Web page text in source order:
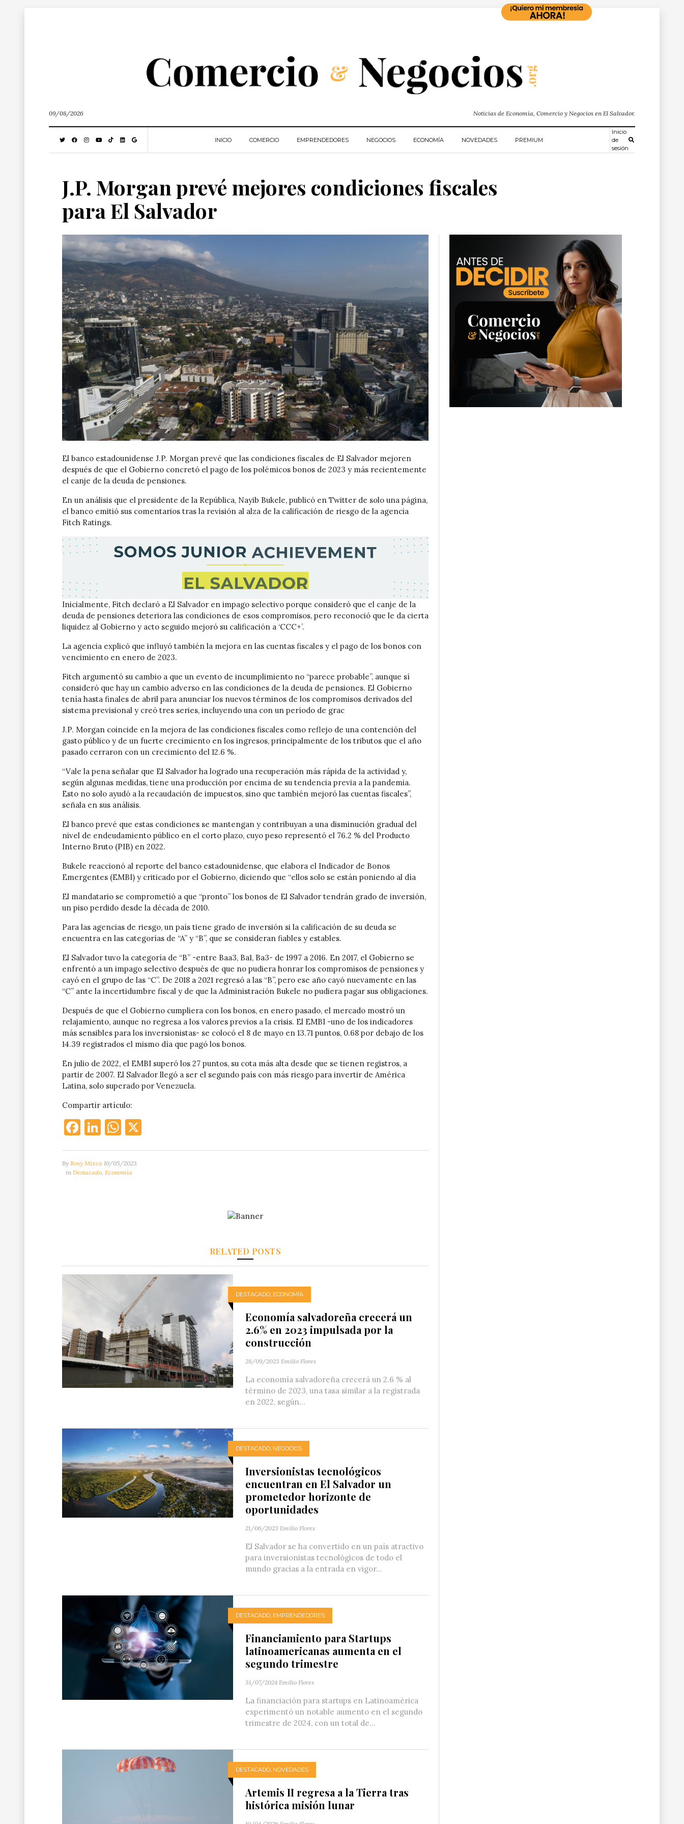
09/08/2026 Noticias de Economía, Comercio y Negocios en El Salvador.
INICIO COMERCIO EMPRENDEDORES NEGOCIOS ECONOMÍA NOVEDADES PREMIUM
Inicio
de
sesión
J.P. Morgan prevé mejores condiciones fiscales
para El Salvador
El banco estadounidense J.P. Morgan prevé que las condiciones fiscales de El Salvador mejoren
después de que el Gobierno concretó el pago de los polémicos bonos de 2023 y más recientemente
el canje de la deuda de pensiones.
En un análisis que el presidente de la República, Nayib Bukele, publicó en Twitter de solo una página,
el banco emitió sus comentarios tras la revisión al alza de la calificación de riesgo de la agencia
Fitch Ratings.
Inicialmente, Fitch declaró a El Salvador en impago selectivo porque consideró que el canje de la
deuda de pensiones deteriora las condiciones de esos compromisos, pero reconoció que le da cierta
liquidez al Gobierno y acto seguido mejoró su calificación a ‘CCC+’.
La agencia explicó que influyó también la mejora en las cuentas fiscales y el pago de los bonos con
vencimiento en enero de 2023.
Fitch argumentó su cambio a que un evento de incumplimiento no “parece probable”, aunque sí
consideró que hay un cambio adverso en las condiciones de la deuda de pensiones. El Gobierno
tenía hasta finales de abril para anunciar los nuevos términos de los compromisos derivados del
sistema previsional y creó tres series, incluyendo una con un período de grac
J.P. Morgan coincide en la mejora de las condiciones fiscales como reflejo de una contención del
gasto público y de un fuerte crecimiento en los ingresos, principalmente de los tributos que el año
pasado cerraron con un crecimiento del 12.6 %.
“Vale la pena señalar que El Salvador ha logrado una recuperación más rápida de la actividad y,
según algunas medidas, tiene una producción por encima de su tendencia previa a la pandemia.
Esto no solo ayudó a la recaudación de impuestos, sino que también mejoró las cuentas fiscales”,
señala en sus análisis.
El banco prevé que estas condiciones se mantengan y contribuyan a una disminución gradual del
nivel de endeudamiento público en el corto plazo, cuyo peso representó el 76.2 % del Producto
Interno Bruto (PIB) en 2022.
Bukele reaccionó al reporte del banco estadounidense, que elabora el Indicador de Bonos
Emergentes (EMBI) y criticado por el Gobierno, diciendo que “ellos solo se están poniendo al día
El mandatario se comprometió a que “pronto” los bonos de El Salvador tendrán grado de inversión,
un piso perdido desde la década de 2010.
Para las agencias de riesgo, un país tiene grado de inversión si la calificación de su deuda se
encuentra en las categorías de “A” y “B”, que se consideran fiables y estables.
El Salvador tuvo la categoría de “B” -entre Baa3, Ba1, Ba3- de 1997 a 2016. En 2017, el Gobierno se
enfrentó a un impago selectivo después de que no pudiera honrar los compromisos de pensiones y
cayó en el grupo de las “C”. De 2018 a 2021 regresó a las “B”, pero ese año cayó nuevamente en las
“C” ante la incertidumbre fiscal y de que la Administración Bukele no pudiera pagar sus obligaciones.
Después de que el Gobierno cumpliera con los bonos, en enero pasado, el mercado mostró un
relajamiento, aunque no regresa a los valores previos a la crisis. El EMBI -uno de los indicadores
más sensibles para los inversionistas- se colocó el 8 de mayo en 13.71 puntos, 0.68 por debajo de los
14.39 registrados el mismo día que pagó los bonos.
En julio de 2022, el EMBI superó los 27 puntos, su cota más alta desde que se tienen registros, a
partir de 2007. El Salvador llegó a ser el segundo país con más riesgo para invertir de América
Latina, solo superado por Venezuela.
Compartir artículo:
Facebook
LinkedIn
WhatsApp
By Rosy Mixco 10/05/2023
in Destacado, Economía
RELATED POSTS
DESTACADO, ECONOMÍA
Economía salvadoreña crecerá un
2.6% en 2023 impulsada por la
construcción
28/09/2023 Emilio Flores
La economía salvadoreña crecerá un 2.6 % al
término de 2023, una tasa similar a la registrada
en 2022, según...
DESTACADO, NEGOCIOS
Inversionistas tecnológicos
encuentran en El Salvador un
prometedor horizonte de
oportunidades
21/06/2023 Emilio Flores
El Salvador se ha convertido en un país atractivo
para inversionistas tecnológicos de todo el
mundo gracias a la entrada en vigor...
DESTACADO, EMPRENDEDORES
Financiamiento para Startups
latinoamericanas aumenta en el
segundo trimestre
31/07/2024 Emilio Flores
La financiación para startups en Latinoamérica
experimentó un notable aumento en el segundo
trimestre de 2024, con un total de...
DESTACADO, NOVEDADES
Artemis II regresa a la Tierra tras
histórica misión lunar